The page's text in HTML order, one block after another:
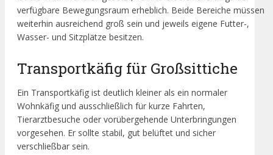
verfügbare Bewegungsraum erheblich. Beide Bereiche müssen
weiterhin ausreichend groß sein und jeweils eigene Futter-,
Wasser- und Sitzplätze besitzen.
Transportkäfig für Großsittiche
Ein Transportkäfig ist deutlich kleiner als ein normaler
Wohnkäfig und ausschließlich für kurze Fahrten,
Tierarztbesuche oder vorübergehende Unterbringungen
vorgesehen. Er sollte stabil, gut belüftet und sicher
verschließbar sein.